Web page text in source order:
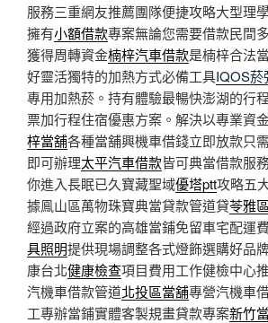
服務三重網友推薦團隊便捷攻略大型理
擁有小額借款專案無論您需要借款民間
獲得周轉資金楠梓汽車借款是楠梓合法
好靈活獨特的加熱方式必備工具IQOS菸
專用加熱菸。持有體驗最暢快澎湖的行程
票加行程住宿優惠方案。解決以專業資
梓當舖各種當舖興機車借錢立即放款只
即可辦理太平汽車借款皆可典當借款服
你進入長眠已久寶藏聖域優塔ptt攻略五
據鳯山區萬物珠寶典當貸款管道貸苓雅
經過政府立案的高雄當鋪免留車宅配運
具照明提供現場調整各式燈飾選購好品
康台北健康檢查項目費用工作健檢中心
汽機車借款管道北投區當舖專營汽機車
工專辦當鋪實體客製規畫貸款專案新竹